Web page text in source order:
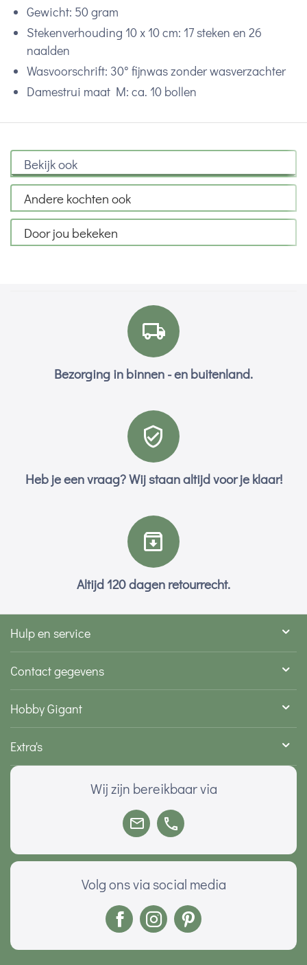
Gewicht: 50 gram
Stekenverhouding 10 x 10 cm: 17 steken en 26
naalden
Wasvoorschrift: 30° fijnwas zonder wasverzachter
Damestrui maat M: ca. 10 bollen
Bekijk ook
Andere kochten ook
Door jou bekeken
Bezorging in binnen - en buitenland.
Heb je een vraag? Wij staan altijd voor je klaar!
Altijd 120 dagen retourrecht.
Hulp en service
Contact gegevens
Hobby Gigant
Extra's
Wij zijn bereikbaar via
Volg ons via social media